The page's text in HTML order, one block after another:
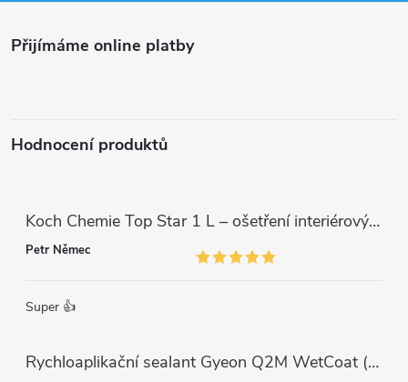
a
Přijímáme online platby
Hodnocení produktů
Koch Chemie Top Star 1 L – ošetření interiérových plastů, ochrana a matný vzhled
Petr Němec
Super 👍
Rychloaplikační sealant Gyeon Q2M WetCoat (1 L)